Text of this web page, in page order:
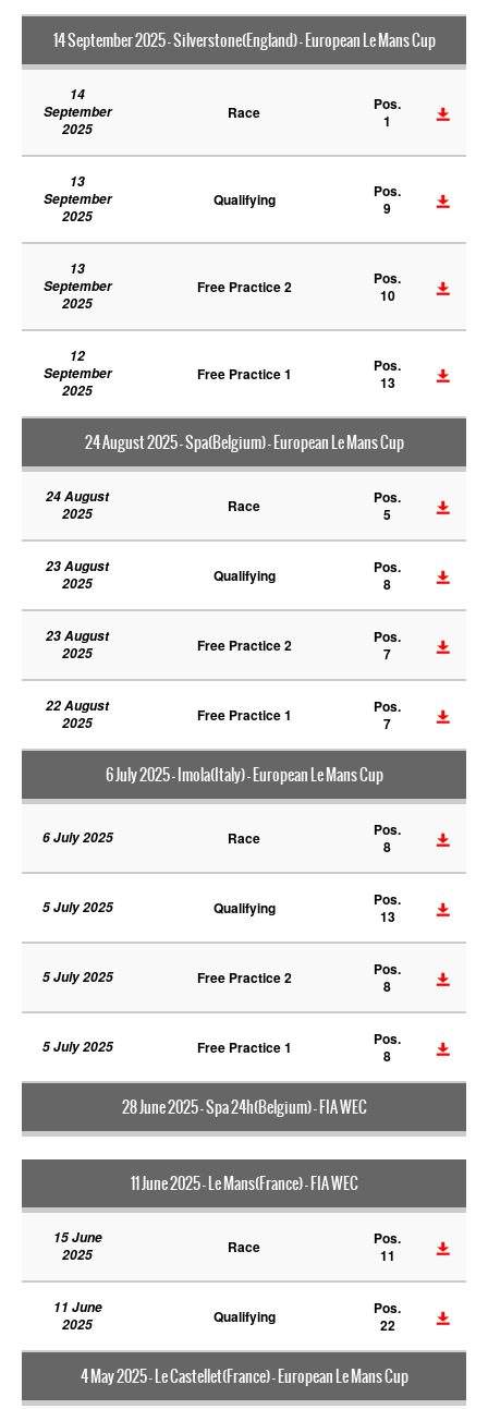
14 September 2025 - Silverstone(England) - European Le Mans Cup
14
September
2025
Race
Pos.
1
13
September
2025
Qualifying
Pos.
9
13
September
2025
Free Practice 2
Pos.
10
12
September
2025
Free Practice 1
Pos.
13
24 August 2025 - Spa(Belgium) - European Le Mans Cup
24 August
2025
Race
Pos.
5
23 August
2025
Qualifying
Pos.
8
23 August
2025
Free Practice 2
Pos.
7
22 August
2025
Free Practice 1
Pos.
7
6 July 2025 - Imola(Italy) - European Le Mans Cup
6 July 2025 Race
Pos.
8
5 July 2025 Qualifying
Pos.
13
5 July 2025 Free Practice 2
Pos.
8
5 July 2025 Free Practice 1
Pos.
8
28 June 2025 - Spa 24h(Belgium) - FIA WEC
11 June 2025 - Le Mans(France) - FIA WEC
15 June
2025
Race
Pos.
11
11 June
2025
Qualifying
Pos.
22
4 May 2025 - Le Castellet(France) - European Le Mans Cup